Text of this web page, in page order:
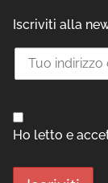
Iscriviti alla
Ho letto e